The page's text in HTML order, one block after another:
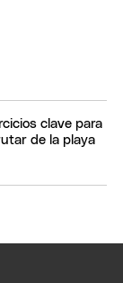
clave para
de la playa